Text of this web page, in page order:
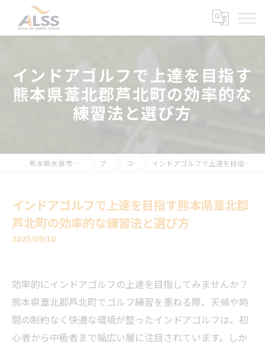
インドアゴルフで上達を目指す
熊本県葦北郡芦北町の効率的な
練習法と選び方
熊本県水俣市のインドアゴルフならALSS ブログ コラム インドアゴルフで上達を目指す熊本県葦北郡芦北町の効率的な練習法と選び方
インドアゴルフで上達を目指す熊本県葦北郡
芦北町の効率的な練習法と選び方
2025/09/10
効率的にインドアゴルフの上達を目指してみませんか？
熊本県葦北郡芦北町でゴルフ練習を重ねる際、天候や時
間の制約なく快適な環境が整ったインドアゴルフは、初
心者から中級者まで幅広い層に注目されています。しか